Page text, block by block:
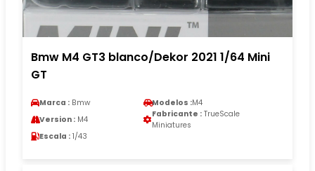
Bmw M4 GT3 blanco/Dekor 2021 1/64 Mini
GT
Marca : Bmw Modelos :M4
Version : M4
Fabricante : TrueScale
Miniatures
Escala : 1/43